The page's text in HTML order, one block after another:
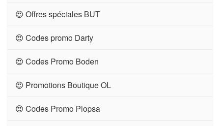
😍 Offres spéciales BUT
😍 Codes promo Darty
😍 Codes Promo Boden
😍 Promotions Boutique OL
😍 Codes Promo Plopsa